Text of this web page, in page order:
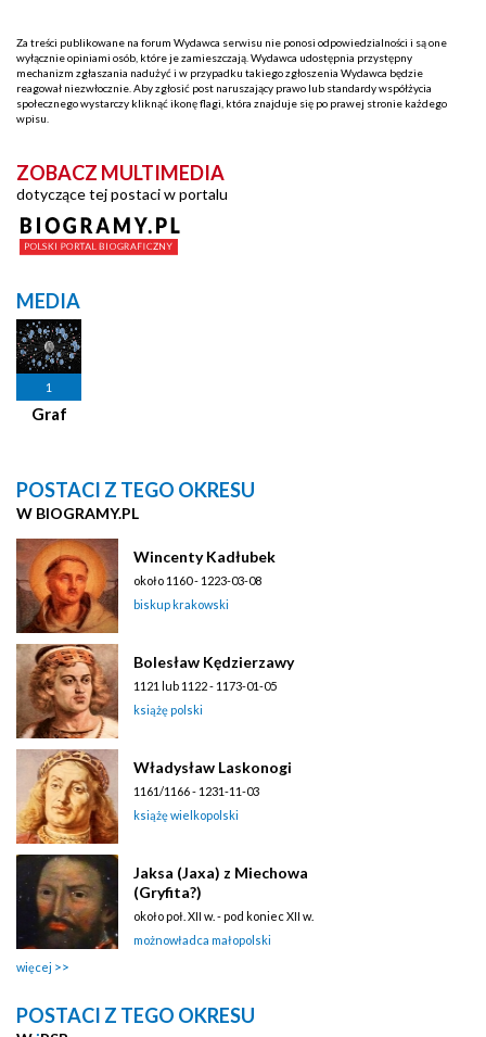
Za treści publikowane na forum Wydawca serwisu nie ponosi odpowiedzialności i są one
wyłącznie opiniami osób, które je zamieszczają. Wydawca udostępnia przystępny
mechanizm zgłaszania nadużyć i w przypadku takiego zgłoszenia Wydawca będzie
reagował niezwłocznie. Aby zgłosić post naruszający prawo lub standardy współżycia
społecznego wystarczy kliknąć ikonę flagi, która znajduje się po prawej stronie każdego
wpisu.
ZOBACZ MULTIMEDIA
dotyczące tej postaci w portalu
MEDIA
1
Graf
POSTACI Z TEGO OKRESU
W BIOGRAMY.PL
Wincenty Kadłubek
około 1160 - 1223-03-08
biskup krakowski
Bolesław Kędzierzawy
1121 lub 1122 - 1173-01-05
książę polski
Władysław Laskonogi
1161/1166 - 1231-11-03
książę wielkopolski
Jaksa (Jaxa) z Miechowa
(Gryfita?)
około poł. XII w. - pod koniec XII w.
możnowładca małopolski
więcej
POSTACI Z TEGO OKRESU